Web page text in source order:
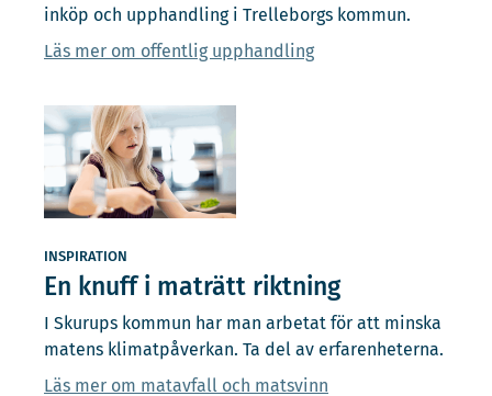
inköp och upphandling i Trelleborgs kommun.
Läs mer om offentlig upphandling
INSPIRATION
En knuff i maträtt riktning
I Skurups kommun har man arbetat för att minska
matens klimatpåverkan. Ta del av erfarenheterna.
Läs mer om matavfall och matsvinn